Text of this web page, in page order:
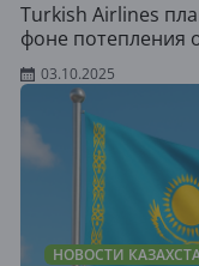
Turkish Airlines
фоне потепления
03.10.2025
НОВОСТИ